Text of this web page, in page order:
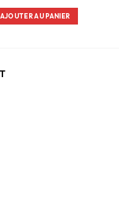
AJOUTER AU PANIER